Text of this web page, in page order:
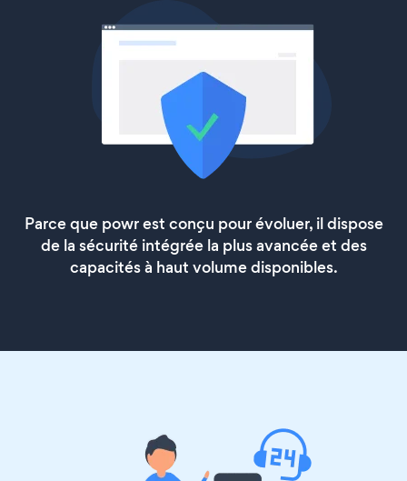
Parce que powr est conçu pour évoluer, il dispose
de la sécurité intégrée la plus avancée et des
capacités à haut volume disponibles.